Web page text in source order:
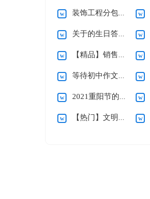
装饰工程分包合同
关于的生日答谢词范文合集9篇
【精品】销售合同范文集锦六篇
等待初中作文(15篇)
2021重阳节的优秀致辞（精选6篇）
【热门】文明礼仪演讲稿